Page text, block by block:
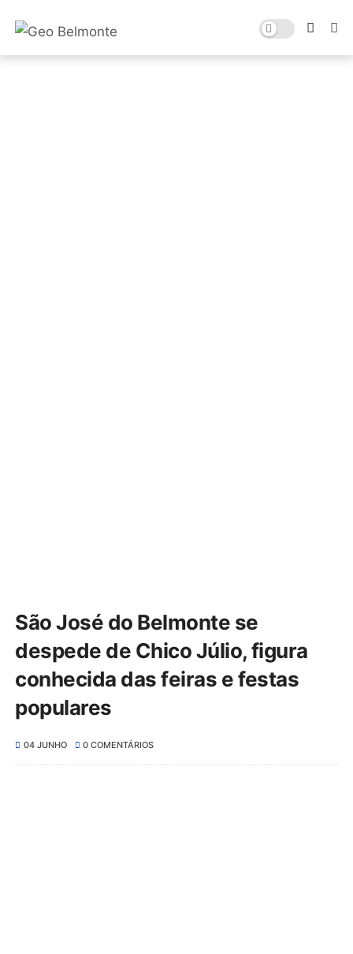
São José do Belmonte se
despede de Chico Júlio, figura
conhecida das feiras e festas
populares
04 JUNHO 0 COMENTÁRIOS